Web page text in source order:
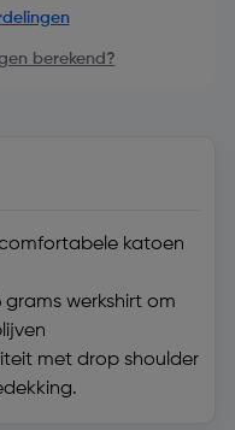
berekend?
katoen
grams werkshirt om
met drop shoulder